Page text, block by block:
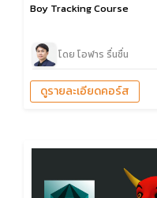
Boy Tracking Course
โดย โอฬาร รื่นชื่น
ดูรายละเอียดคอร์ส